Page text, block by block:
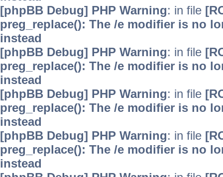
[phpBB Debug] PHP Warning: in file
preg_replace(): The /e modifier is no
instead
[phpBB Debug] PHP Warning: in file
preg_replace(): The /e modifier is no
instead
[phpBB Debug] PHP Warning: in file
preg_replace(): The /e modifier is no
instead
[phpBB Debug] PHP Warning: in file
preg_replace(): The /e modifier is no
instead